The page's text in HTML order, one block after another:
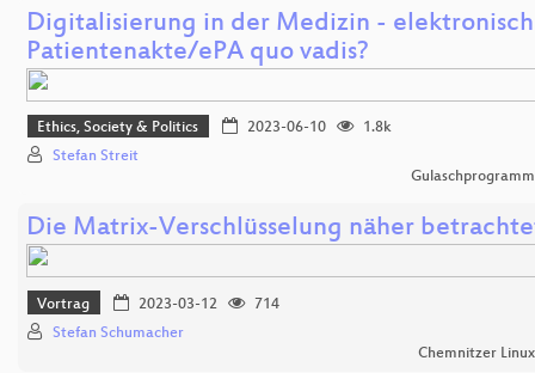
Digitalisierung in der Medizin -
Patientenakte/ePA quo vadis?
Ethics, Society & Politics 2023-06-10
1.8k
Stefan Streit
Die Matrix-Verschlüsselung näher
Vortrag 2023-03-12
714
Stefan Schumacher
Chemnitzer